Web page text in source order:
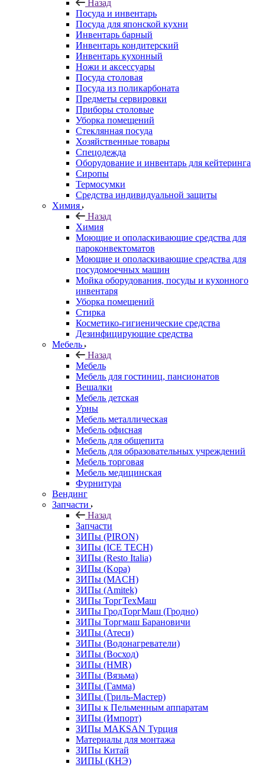
Назад
Посуда и инвентарь
Посуда для японской кухни
Инвентарь барный
Инвентарь кондитерский
Инвентарь кухонный
Ножи и аксессуары
Посуда столовая
Посуда из поликарбоната
Предметы сервировки
Приборы столовые
Уборка помещений
Стеклянная посуда
Хозяйственные товары
Спецодежда
Оборудование и инвентарь для кейтеринга
Сиропы
Термосумки
Средства индивидуальной защиты
Химия
Назад
Химия
Моющие и ополаскивающие средства для
пароконвектоматов
Моющие и ополаскивающие средства для
посудомоечных машин
Мойка оборудования, посуды и кухонного
инвентаря
Уборка помещений
Стирка
Косметико-гигиенические средства
Дезинфицирующие средства
Мебель
Назад
Мебель
Мебель для гостиниц, пансионатов
Вешалки
Мебель детская
Урны
Мебель металлическая
Мебель офисная
Мебель для общепита
Мебель для образовательных учреждений
Мебель торговая
Мебель медицинская
Фурнитура
Вендинг
Запчасти
Назад
Запчасти
ЗИПы (PIRON)
ЗИПы (ICE TECH)
ЗИПы (Resto Italia)
ЗИПы (Kopa)
ЗИПы (MACH)
ЗИПы (Amitek)
ЗИПы ТоргТехМаш
ЗИПы ГродТоргМаш (Гродно)
ЗИПы Торгмаш Барановичи
ЗИПы (Атеси)
ЗИПы (Водонагреватели)
ЗИПы (Восход)
ЗИПы (HMR)
ЗИПы (Вязьма)
ЗИПы (Гамма)
ЗИПы (Гриль-Мастер)
ЗИПы к Пельменным аппаратам
ЗИПы (Импорт)
ЗИПы MAKSAN Турция
Материалы для монтажа
ЗИПы Китай
ЗИПЫ (КНЭ)